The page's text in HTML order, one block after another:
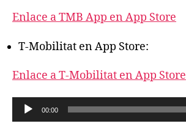
Enlace a TMB App en App Store
T-Mobilitat en App Store:
Enlace a T-Mobilitat en App Store
e
00:00